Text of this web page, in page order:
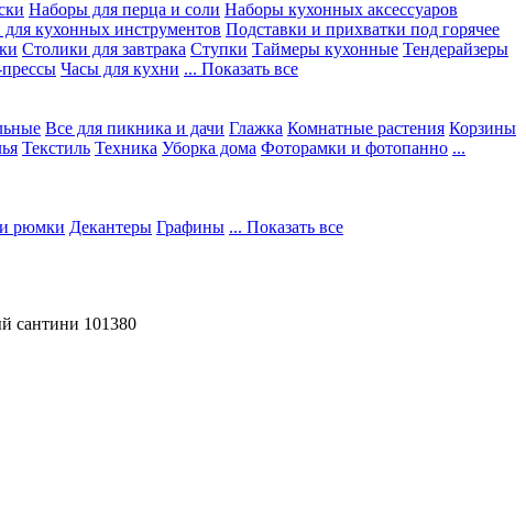
Наборы для перца и соли Наборы кухонных аксессуаров
для кухонных инструментов Подставки и прихватки под горячее
Столики для завтрака Ступки Таймеры кухонные Тендерайзеры
Часы для кухни ... Показать все
Все для пикника и дачи Глажка Комнатные растения Корзины
Текстиль Техника Уборка дома Фоторамки и фотопанно ...
рюмки Декантеры Графины ... Показать все
сантини 101380